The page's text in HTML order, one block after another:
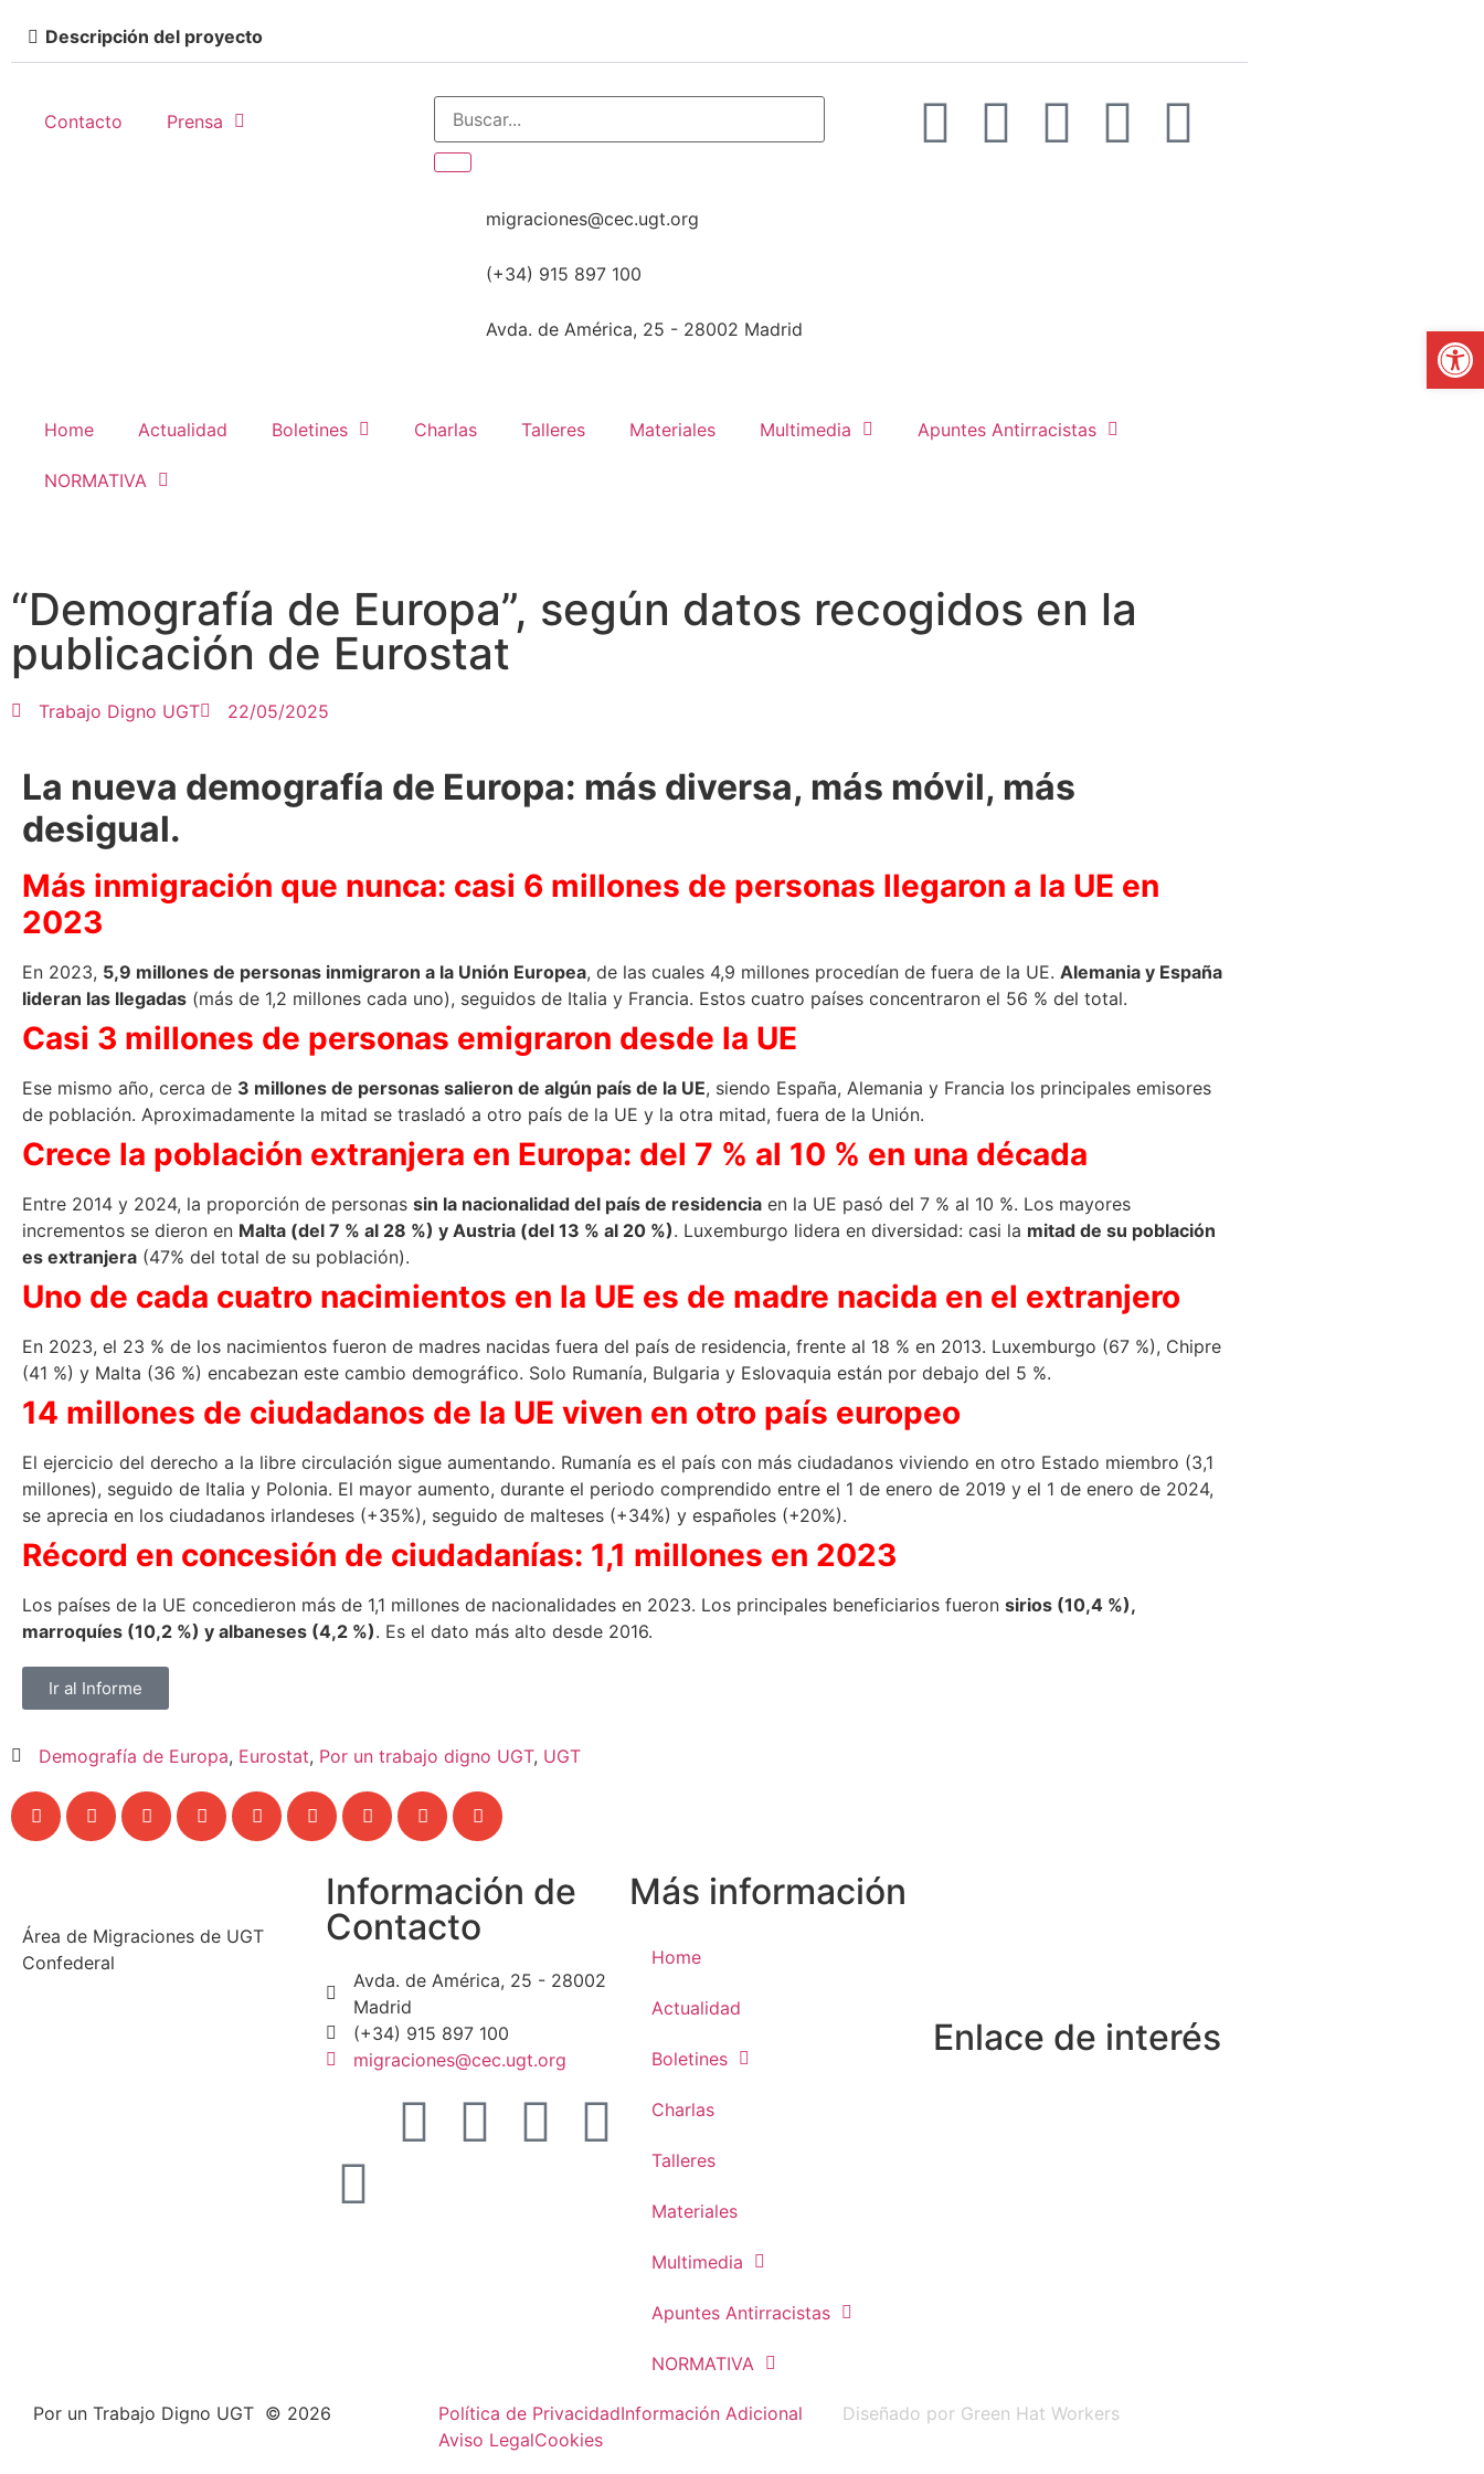
Descripción del proyecto
Contacto Prensa
migraciones@cec.ugt.org
(+34) 915 897 100
Avda. de América, 25 - 28002 Madrid
Home Actualidad Boletines Charlas Talleres Materiales Multimedia Apuntes Antirracistas
NORMATIVA
“Demografía de Europa”, según datos recogidos en la
publicación de Eurostat
Trabajo Digno UGT 22/05/2025
La nueva demografía de Europa: más diversa, más móvil, más
desigual.
Más inmigración que nunca: casi 6 millones de personas llegaron a la UE en
2023
En 2023, 5,9 millones de personas inmigraron a la Unión Europea, de las cuales 4,9 millones procedían de fuera de la UE. Alemania y España
lideran las llegadas (más de 1,2 millones cada uno), seguidos de Italia y Francia. Estos cuatro países concentraron el 56 % del total.
Casi 3 millones de personas emigraron desde la UE
Ese mismo año, cerca de 3 millones de personas salieron de algún país de la UE, siendo España, Alemania y Francia los principales emisores
de población. Aproximadamente la mitad se trasladó a otro país de la UE y la otra mitad, fuera de la Unión.
Crece la población extranjera en Europa: del 7 % al 10 % en una década
Entre 2014 y 2024, la proporción de personas sin la nacionalidad del país de residencia en la UE pasó del 7 % al 10 %. Los mayores
incrementos se dieron en Malta (del 7 % al 28 %) y Austria (del 13 % al 20 %). Luxemburgo lidera en diversidad: casi la mitad de su población
es extranjera (47% del total de su población).
Uno de cada cuatro nacimientos en la UE es de madre nacida en el extranjero
En 2023, el 23 % de los nacimientos fueron de madres nacidas fuera del país de residencia, frente al 18 % en 2013. Luxemburgo (67 %), Chipre
(41 %) y Malta (36 %) encabezan este cambio demográfico. Solo Rumanía, Bulgaria y Eslovaquia están por debajo del 5 %.
14 millones de ciudadanos de la UE viven en otro país europeo
El ejercicio del derecho a la libre circulación sigue aumentando. Rumanía es el país con más ciudadanos viviendo en otro Estado miembro (3,1
millones), seguido de Italia y Polonia. El mayor aumento, durante el periodo comprendido entre el 1 de enero de 2019 y el 1 de enero de 2024,
se aprecia en los ciudadanos irlandeses (+35%), seguido de malteses (+34%) y españoles (+20%).
Récord en concesión de ciudadanías: 1,1 millones en 2023
Los países de la UE concedieron más de 1,1 millones de nacionalidades en 2023. Los principales beneficiarios fueron sirios (10,4 %),
marroquíes (10,2 %) y albaneses (4,2 %). Es el dato más alto desde 2016.
Ir al Informe
Demografía de Europa, Eurostat, Por un trabajo digno UGT, UGT
Área de Migraciones de UGT
Confederal
Información de
Contacto
Avda. de América, 25 - 28002
Madrid
(+34) 915 897 100
migraciones@cec.ugt.org
Más información
Home
Actualidad
Boletines
Charlas
Talleres
Materiales
Multimedia
Apuntes Antirracistas
NORMATIVA
Enlace de interés
Por un Trabajo Digno UGT © 2026 Política de PrivacidadInformación Adicional
Aviso LegalCookies
Diseñado por Green Hat Workers
Abrir